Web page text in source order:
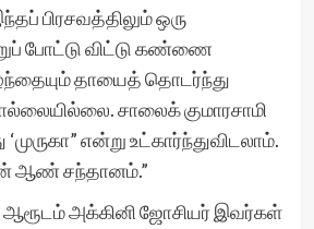
பிரசவத்திலும் ஒரு
போட்டு விட்டு கண்ணை
தாயைத் தொடர்ந்து
சாலைக் குமாரசாமி
என்று உட்கார்ந்துவிடலாம்.
ஆண் சந்தானம்.”
ஆரூடம் அக்கினி ஜோசியர் இவர்கள்